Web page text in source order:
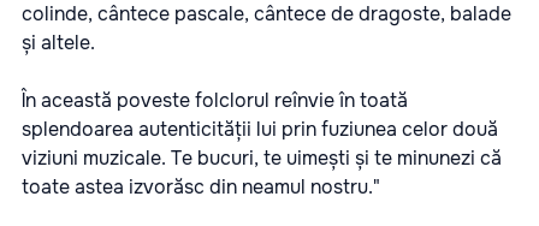
colinde, cântece pascale, cântece de dragoste, balade
și altele.
În această poveste folclorul reînvie în toată
splendoarea autenticității lui prin fuziunea celor două
viziuni muzicale. Te bucuri, te uimești și te minunezi că
toate astea izvorăsc din neamul nostru."